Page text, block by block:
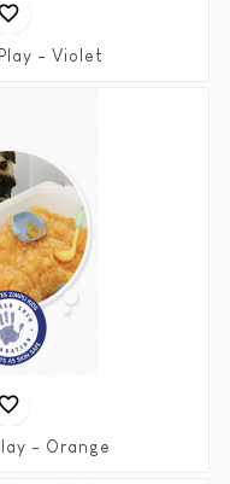
- Violet
- Orange